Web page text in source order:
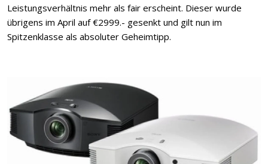
Leistungsverhältnis mehr als fair erscheint. Dieser wurde
übrigens im April auf €2999.- gesenkt und gilt nun im
Spitzenklasse als absoluter Geheimtipp.